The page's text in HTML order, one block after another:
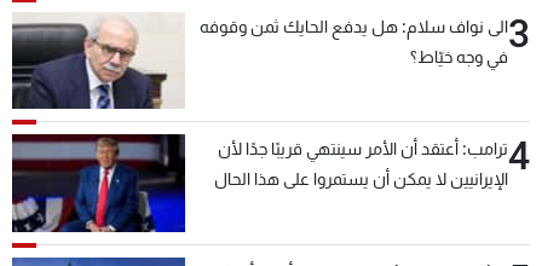
3الى نواف سلام: هل يدفع الحايك ثمن وقوفه
في وجه خيّاط؟
4ترامب: أعتقد أن الأمر سينتهي قريبًا جدًا لأن
الإيرانيين لا يمكن أن يستمروا على هذا الحال